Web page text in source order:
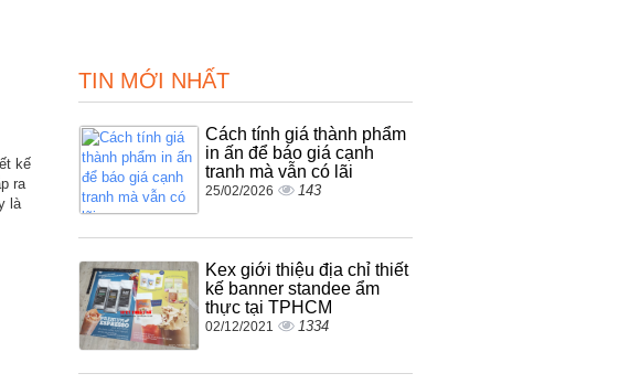
kế
ra
là
TIN MỚI NHẤT
Cách tính giá thành phẩm
in ấn để báo giá cạnh
tranh mà vẫn có lãi
25/02/2026 143
Kex giới thiệu địa chỉ thiết
kế banner standee ẩm
thực tại TPHCM
02/12/2021 1334